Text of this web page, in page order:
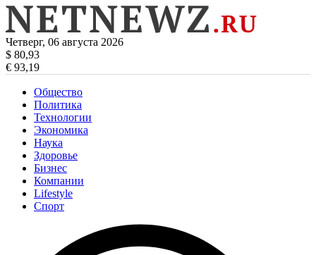
Четверг, 06 августа 2026
$ 80,93
€ 93,19
Общество
Политика
Технологии
Экономика
Наука
Здоровье
Бизнес
Компании
Lifestyle
Спорт